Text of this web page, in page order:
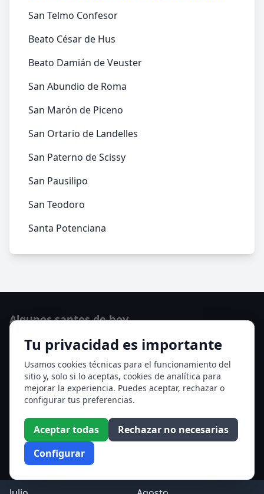
San Telmo Confesor
Beato César de Hus
Beato Damián de Veuster
San Abundio de Roma
San Marón de Piceno
San Ortario de Landelles
San Paterno de Scissy
San Pausilipo
San Teodoro
Santa Potenciana
Tu privacidad es importante
Usamos cookies técnicas para el funcionamiento del
sitio y, solo si lo aceptas, cookies de analítica para
mejorar la experiencia. Puedes aceptar, rechazar o
configurar tus preferencias.
Aceptar todas
Rechazar no necesarias
Configurar
Algunos santos de hoy
San Hormisda papa
Ver todos los santos de hoy
Acceso a los Meses
Enero
Febrero
Marzo
Abril
Mayo